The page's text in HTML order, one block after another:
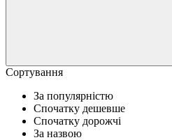
Сортування
За популярністю
Спочатку дешевше
Спочатку дорожчі
За назвою